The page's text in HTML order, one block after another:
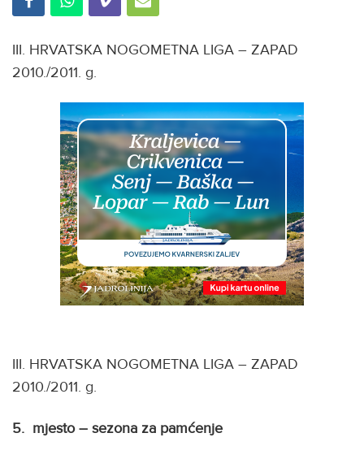
III. HRVATSKA NOGOMETNA LIGA – ZAPAD
2010./2011. g.
III. HRVATSKA NOGOMETNA LIGA – ZAPAD
2010./2011. g.
5. mjesto – sezona za pamćenje